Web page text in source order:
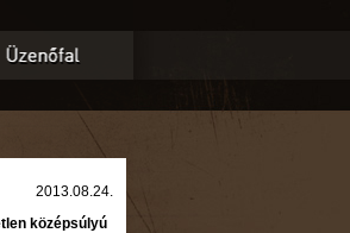
2013.08.24.
középsúlyú